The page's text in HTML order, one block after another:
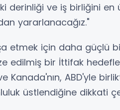
derinliği ve iş birliğini en
yararlanacağız."
etmek için daha güçlü
edilmiş bir İttifak
Kanada'nın, ABD'yle
üstlendiğine dikkati